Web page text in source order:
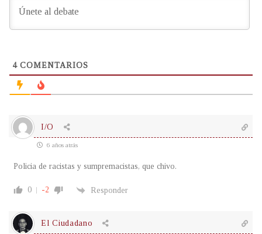
4COMENTARIOS
I/O
6 años atrás
Policia de racistas y sumpremacistas, que chivo.
0 -2 Responder
El Ciudadano